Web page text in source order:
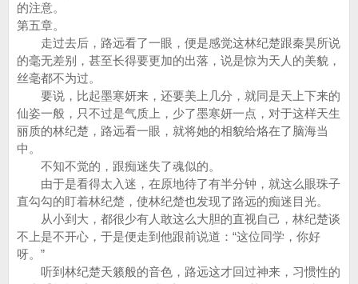
的注意。
第五章。
走过去后，路远看了一眼，便是感觉这林纪楚跟秦昊所说
的毫无差别，甚至长得要更加的出落，说是惊为天人的美貌，
丝毫都不为过。
要说，比起墨寒妍来，还要美上几分，就同是天上下来的
仙姿一般，只不过是气质上，少了墨寒妍一点，对于这样天生
丽质的林纪楚，路远看一眼，就将她的相貌给烙在了脑海当
中。
不知不觉的，跟痴迷失了魂似的。
由于是看得太入迷，在原地待了有半分钟，就这么眼珠子
直勾勾的盯着林纪楚，使林纪楚也发现了路远的痴迷目光。
从小到大，都很少有人敢这么大胆的直视自己，林纪楚谈
不上是不开心，于是便走到他跟前说道：“这位同学，你好
呀。”
听到林纪楚天籁般的音色，路远这才回过神来，习惯性的